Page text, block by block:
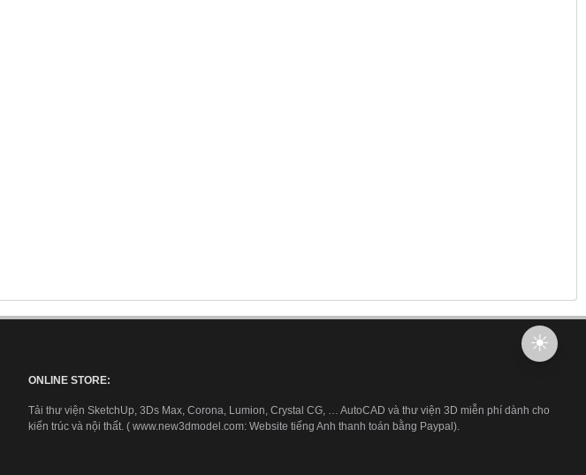
ONLINE STORE:
Tải thư viện SketchUp, 3Ds Max, Corona, Lumion, Crystal CG, … AutoCAD và thư viện 3D miễn phí dành cho
kiến trúc và nội thất. ( www.new3dmodel.com: Website tiếng Anh thanh toán bằng Paypal).